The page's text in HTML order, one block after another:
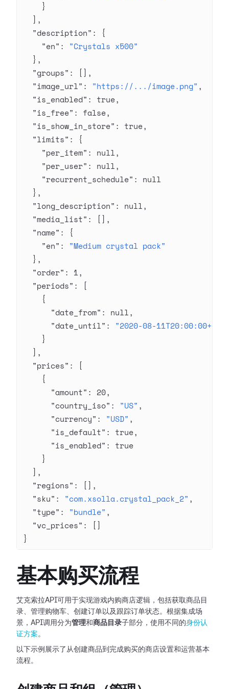
    }
  ],
  "description"
: {
    "en"
: "Crystals x500"
  },
  "groups"
: [],
  "image_url"
: "https://.../image.png" ,
  "is_enabled"
: true,
  "is_free"
: false,
  "is_show_in_store"
: true,
  "limits"
: {
    "per_item"
: null,
    "per_user"
: null,
    "recurrent_schedule"
: null
  },
  "long_description"
: null,
  "media_list"
: [],
  "name"
: {
    "en"
: "Medium crystal pack"
  },
  "order"
: 1,
  "periods"
: [
    {
      "date_from"
: null,
      "date_until"
: "2020-08-
    }
  ],
  "prices"
: [
    {
      "amount"
: 20,
      "country_iso"
: "US" ,
      "currency"
: "USD" ,
      "is_default"
: true,
      "is_enabled"
: true
    }
  ],
  "regions"
: [],
  "sku"
: "com.xsolla.crystal_pack_2" ,
  "type"
: "bundle" ,
  "vc_prices"
: []
}
基本购买流程
艾克索拉API可用于实现游戏内购商店逻辑，包括获取商品目
录、管理购物车、创建订单以及跟踪订单状态。根据集成场
景，API调用分为管理和 商品目录子部分，使用不同的身份认
证方案。
以下示例展示了从创建商品到完成购买的商店设置和运营基本
流程。